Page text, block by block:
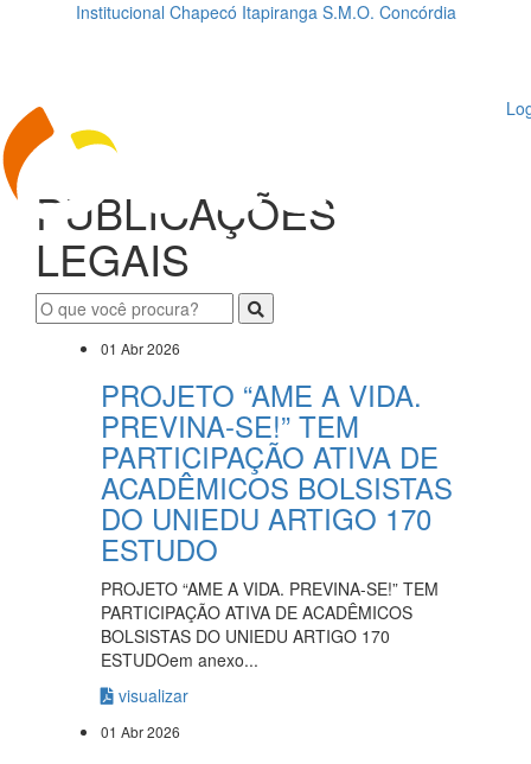
Institucional Chapecó Itapiranga S.M.O. Concórdia
PUBLICAÇÕES
LEGAIS
01 Abr 2026
PROJETO “AME A VIDA.
PREVINA-SE!” TEM
PARTICIPAÇÃO ATIVA DE
ACADÊMICOS BOLSISTAS
DO UNIEDU ARTIGO 170
ESTUDO
PROJETO “AME A VIDA. PREVINA-SE!” TEM
PARTICIPAÇÃO ATIVA DE ACADÊMICOS
BOLSISTAS DO UNIEDU ARTIGO 170
ESTUDOem anexo...
visualizar
01 Abr 2026